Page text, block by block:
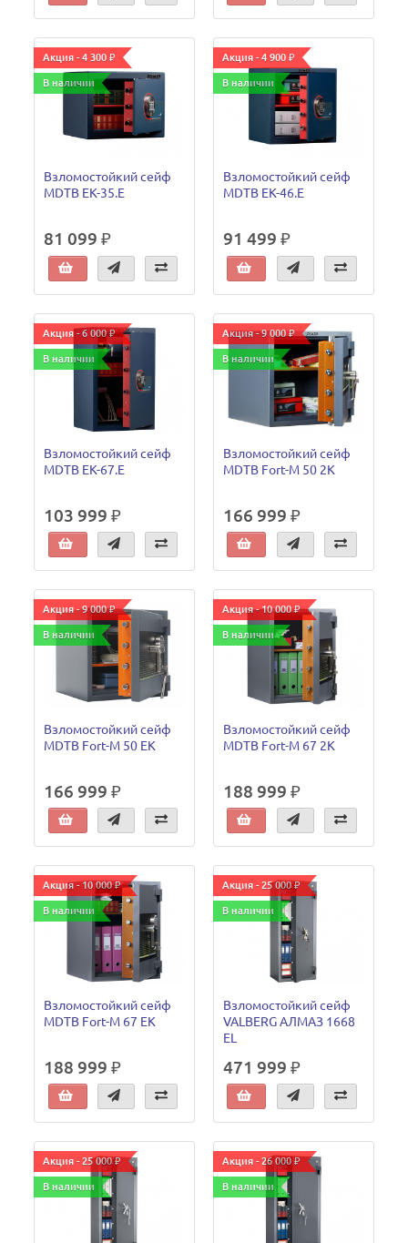
Акция - 4 300 ₽
В наличии
Взломостойкий сейф
MDTB EK-35.E
81 099 ₽
Акция - 4 900 ₽
В наличии
Взломостойкий сейф
MDTB EK-46.E
91 499 ₽
Акция - 6 000 ₽
В наличии
Взломостойкий сейф
MDTB EK-67.E
103 999 ₽
Акция - 9 000 ₽
В наличии
Взломостойкий сейф
MDTB Fort-M 50 2K
166 999 ₽
Акция - 9 000 ₽
В наличии
Взломостойкий сейф
MDTB Fort-M 50 EK
166 999 ₽
Акция - 10 000 ₽
В наличии
Взломостойкий сейф
MDTB Fort-M 67 2K
188 999 ₽
Акция - 10 000 ₽
В наличии
Взломостойкий сейф
MDTB Fort-M 67 EK
188 999 ₽
Акция - 25 000 ₽
В наличии
Взломостойкий сейф
VALBERG АЛМАЗ 1668
EL
471 999 ₽
Акция - 25 000 ₽
В наличии
Акция - 26 000 ₽
В наличии